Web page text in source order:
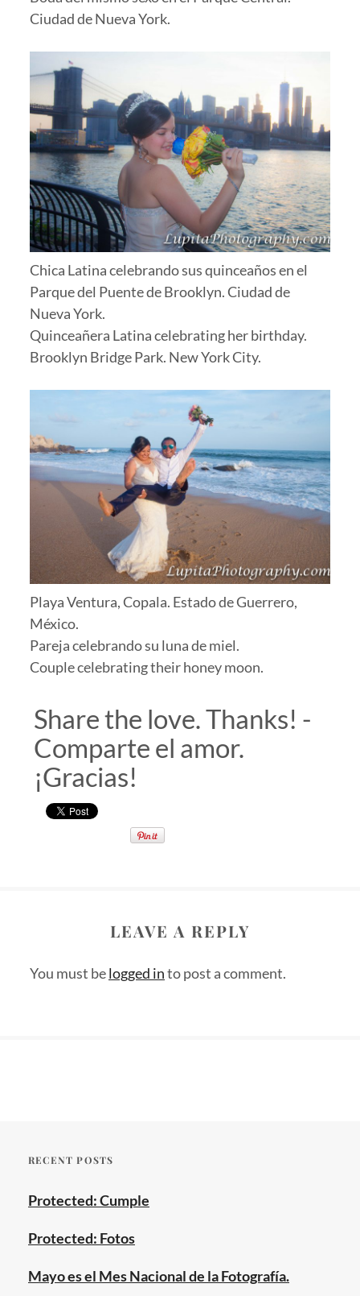
Ciudad de Nueva York.
Chica Latina celebrando sus quinceaños en el
Parque del Puente de Brooklyn. Ciudad de
Nueva York.
Quinceañera Latina celebrating her birthday.
Brooklyn Bridge Park. New York City.
Playa Ventura, Copala. Estado de Guerrero,
México.
Pareja celebrando su luna de miel.
Couple celebrating their honey moon.
Share the love. Thanks! -
Comparte el amor.
¡Gracias!
LEAVE A REPLY
You must belogged into post a comment.
RECENT POSTS
Protected: Cumple
Protected: Fotos
Mayo es el Mes Nacional de la Fotografía.